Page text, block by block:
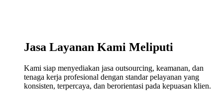
Jasa Layanan Kami Meliputi
Kami siap menyediakan jasa outsourcing, keamanan, dan
tenaga kerja profesional dengan standar pelayanan yang
konsisten, terpercaya, dan berorientasi pada kepuasan klien.